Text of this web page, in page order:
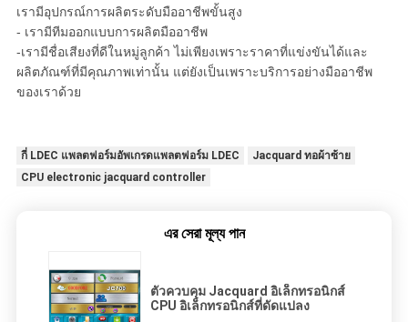
เรามีอุปกรณ์การผลิตระดับมืออาชีพขั้นสูง
- เรามีทีมออกแบบการผลิตมืออาชีพ
-เรามีชื่อเสียงที่ดีในหมู่ลูกค้า ไม่เพียงเพราะราคาที่แข่งขันได้และ
ผลิตภัณฑ์ที่มีคุณภาพเท่านั้น แต่ยังเป็นเพราะบริการอย่างมืออาชีพ
ของเราด้วย
กี่ LDEC แพลตฟอร์มอัพเกรดแพลตฟอร์ม LDEC
Jacquard ทอผ้าซ้าย
CPU electronic jacquard controller
এর সেরা মূল্য পান
ตัวควบคุม Jacquard อิเล็กทรอนิกส์
CPU อิเล็กทรอนิกส์ที่ดัดแปลง